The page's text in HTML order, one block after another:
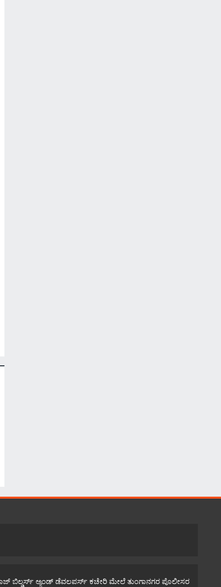
ಬಿಲ್ಡರ್ಸ್ ಅ್ಯಂಡ್ ಡೆವಲಪರ್ಸ್ ಕಚೇರಿ ಮೇಲೆ ತುಂಗಾನಗರ ಪೊಲೀಸರ